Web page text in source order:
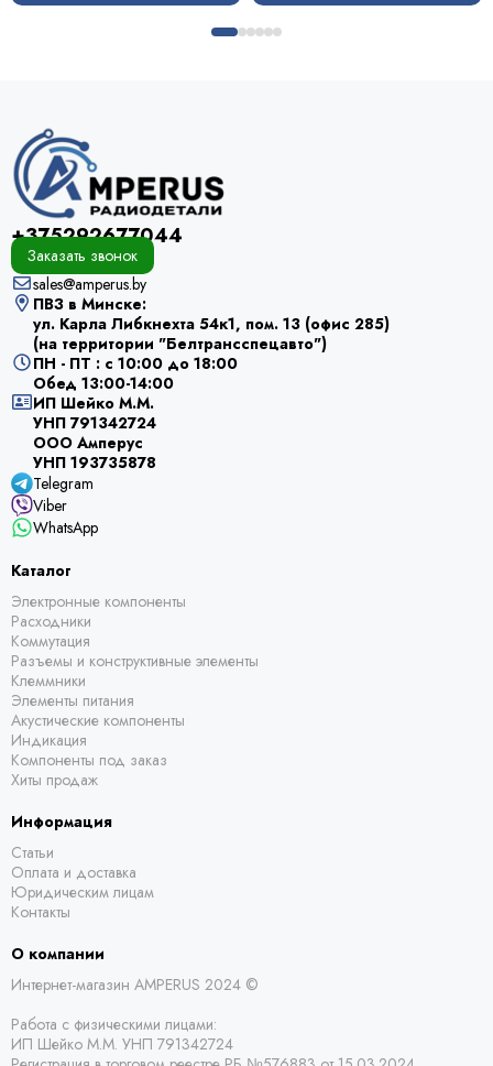
+375292677044
Заказать звонок
sales@amperus.by
ПВЗ в Минске:
ул. Карла Либкнехта 54к1, пом. 13 (офис 285)
(на территории "Белтрансспецавто")
ПН - ПТ : с 10:00 до 18:00
Обед 13:00-14:00
ИП Шейко М.М.
УНП 791342724
ООО Амперус
УНП 193735878
Telegram
Viber
WhatsApp
Каталог
Электронные компоненты
Расходники
Коммутация
Разъемы и конструктивные элементы
Клеммники
Элементы питания
Акустические компоненты
Индикация
Компоненты под заказ
Хиты продаж
Информация
Статьи
Оплата и доставка
Юридическим лицам
Контакты
О компании
Интернет-магазин AMPERUS 2024 ©
Работа с физическими лицами:
ИП Шейко М.М. УНП 791342724